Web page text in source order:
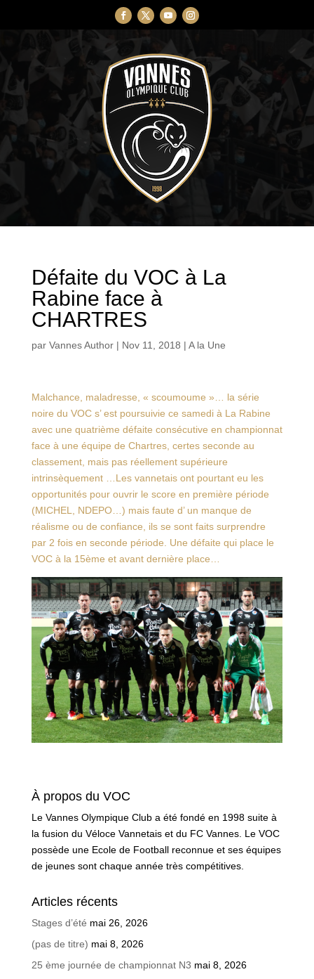
Défaite du VOC à La
Rabine face à
CHARTRES
par Vannes Author| Nov 11, 2018 | A la Une
Malchance, maladresse, « scoumoume »… la série
noire du VOC s’ est poursuivie ce samedi à La Rabine
avec une quatrième défaite consécutive en championnat
face à une équipe de Chartres, certes seconde au
classement, mais pas réellement supérieure
intrinsèquement …Les vannetais ont pourtant eu les
opportunités pour ouvrir le score en première période
(MICHEL, NDEPO…) mais faute d’ un manque de
réalisme ou de confiance, ils se sont faits surprendre
par 2 fois en seconde période. Une défaite qui place le
VOC à la 15ème et avant dernière place…
À propos du VOC
Le Vannes Olympique Club a été fondé en 1998 suite à
la fusion du Véloce Vannetais et du FC Vannes. Le VOC
possède une Ecole de Football reconnue et ses équipes
de jeunes sont chaque année très compétitives.
Articles récents
Stages d’été mai 26, 2026
(pas de titre) mai 8, 2026
25 ème journée de championnat N3 mai 8, 2026